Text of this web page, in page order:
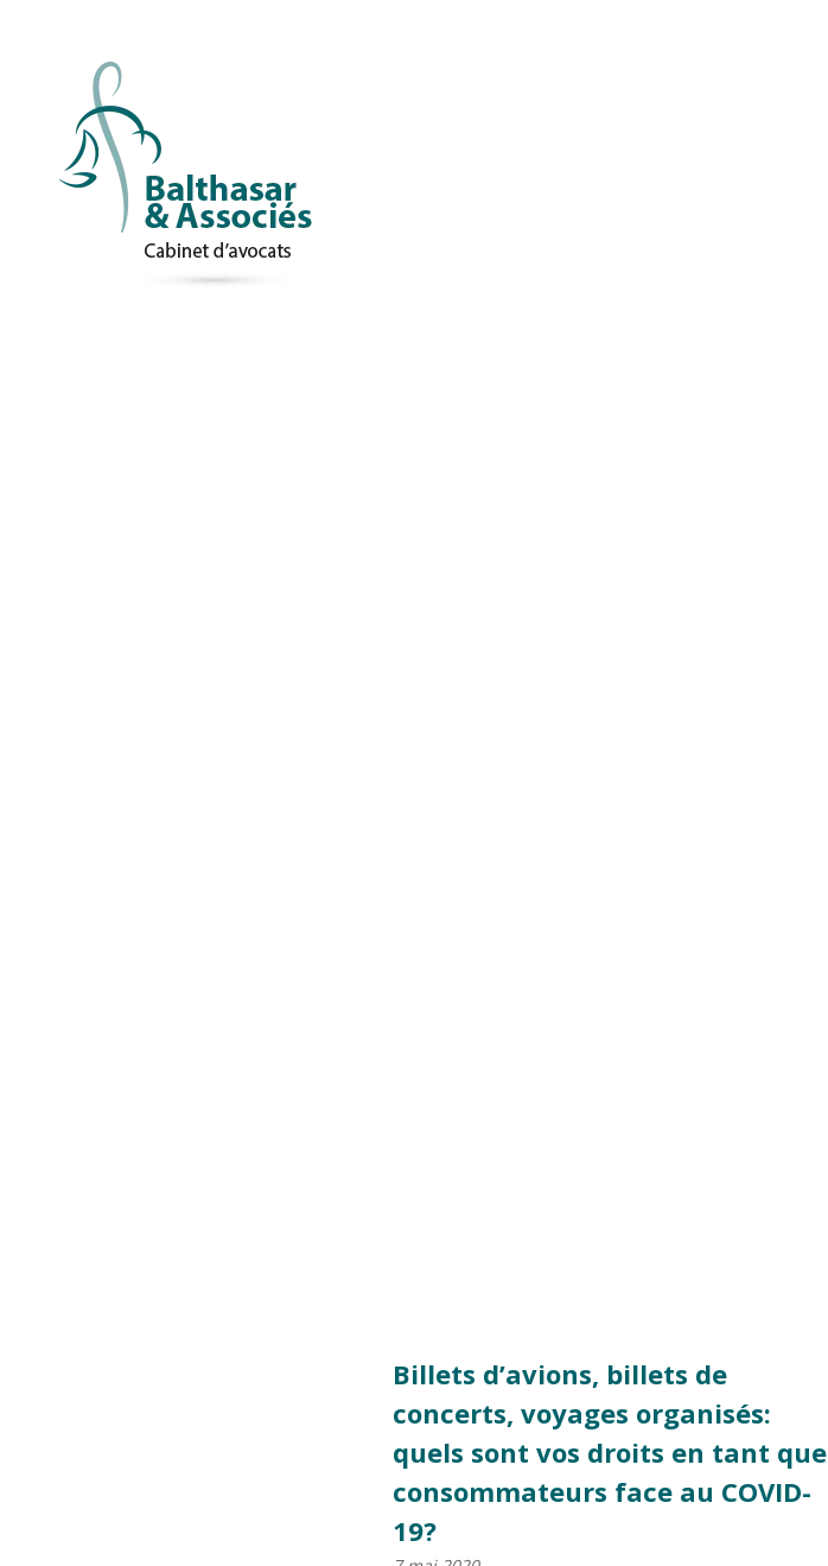
Billets d’avions, billets de
concerts, voyages organisés:
quels sont vos droits en tant que
consommateurs face au COVID-
19?